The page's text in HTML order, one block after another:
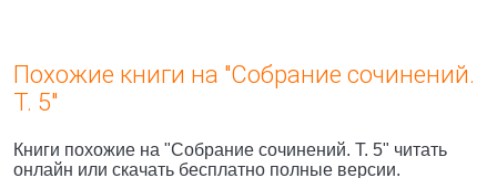
Похожие книги на "Собрание сочинений.
Т. 5"
Книги похожие на "Собрание сочинений. Т. 5" читать
онлайн или скачать бесплатно полные версии.